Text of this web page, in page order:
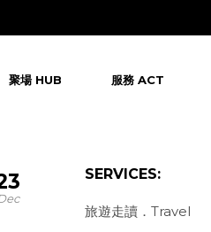
聚場 HUB 服務 ACT
SERVICES:
旅遊走讀．Travel